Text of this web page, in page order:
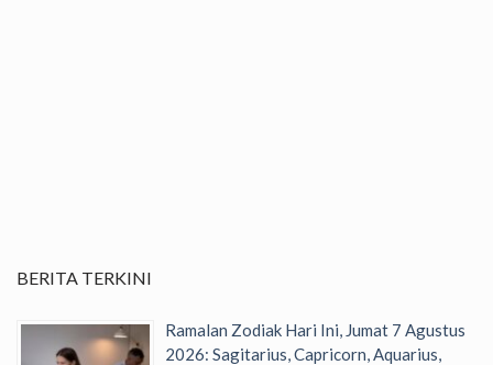
BERITA TERKINI
Ramalan Zodiak Hari Ini, Jumat 7 Agustus
2026: Sagitarius, Capricorn, Aquarius,